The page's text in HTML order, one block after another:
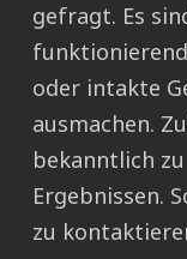
gefragt. Es
oder intakte
ausmachen.
bekanntlich
Ergebnissen.
zu